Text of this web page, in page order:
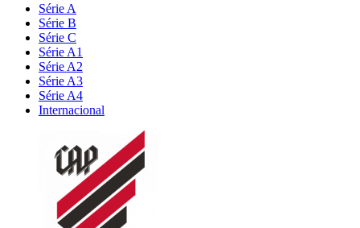
Série A
Série B
Série C
Série A1
Série A2
Série A3
Série A4
Internacional